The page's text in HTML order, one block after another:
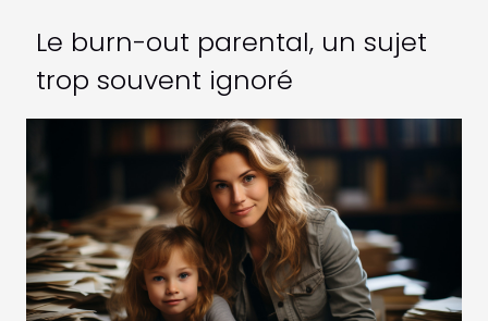
Le burn-out parental, un sujet
trop souvent ignoré